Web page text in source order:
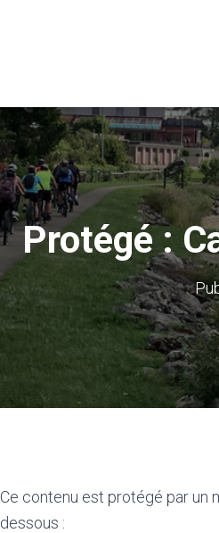
Protégé :
Ce contenu est protégé par un
dessous :